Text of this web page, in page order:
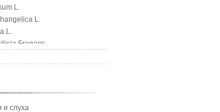
L.
L.
L.
Fragans
L.
L.
и слуха